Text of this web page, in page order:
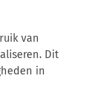
van
Dit
in